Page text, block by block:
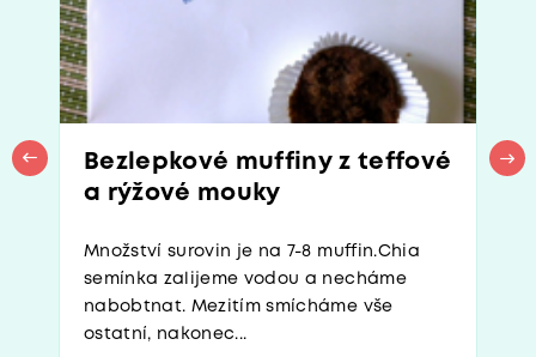
Bezlepkové muffiny z teffové
a rýžové mouky
Množství surovin je na 7-8 muffin.Chia
semínka zalijeme vodou a necháme
nabobtnat. Mezitím smícháme vše
ostatní, nakonec...